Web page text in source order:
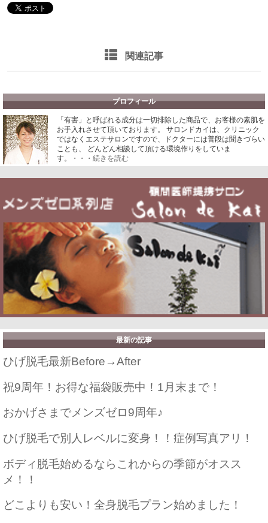
関連記事
プロフィール
「有害」と呼ばれる成分は一切排除した商品で、お客様の素肌を
お手入れさせて頂いております。
サロンドカイは、クリニック
ではなくエステサロンですので、ドクターには普段は聞きづらい
ことも、 どんどん相談して頂ける環境作りをしていま
す。・・・ 続きを読む
最新の記事
ひげ脱毛最新Before→After
祝9周年！お得な福袋販売中！1月末まで！
おかげさまでメンズゼロ9周年♪
ひげ脱毛で別人レベルに変身！！症例写真アリ！
ボディ脱毛始めるならこれからの季節がオスス
メ！！
どこよりも安い！全身脱毛プラン始めました！